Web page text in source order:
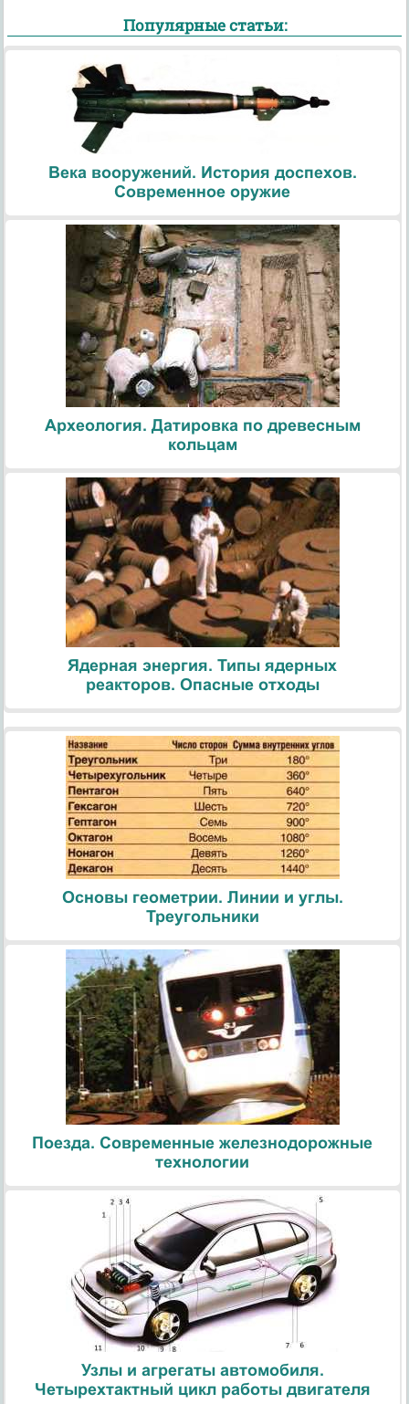
Популярные статьи:
Века вооружений. История доспехов.
Современное оружие
Археология. Датировка по древесным
кольцам
Ядерная энергия. Типы ядерных
реакторов. Опасные отходы
Основы геометрии. Линии и углы.
Треугольники
Поезда. Современные железнодорожные
технологии
Узлы и агрегаты автомобиля.
Четырехтактный цикл работы двигателя